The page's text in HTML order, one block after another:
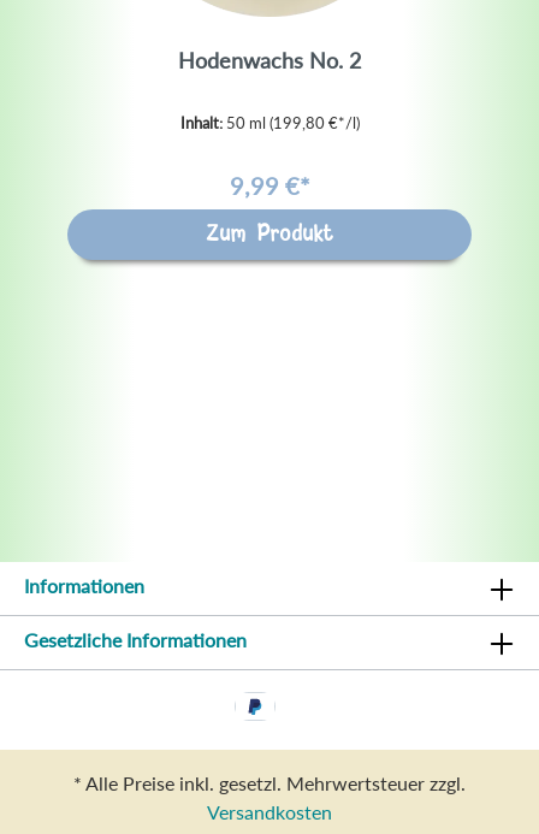
Hodenwachs No. 2
Inhalt: 50 ml (199,80 €*/l)
9,99 €*
Zum Produkt
Informationen
Gesetzliche Informationen
* Alle Preise inkl. gesetzl. Mehrwertsteuer zzgl.
Versandkosten